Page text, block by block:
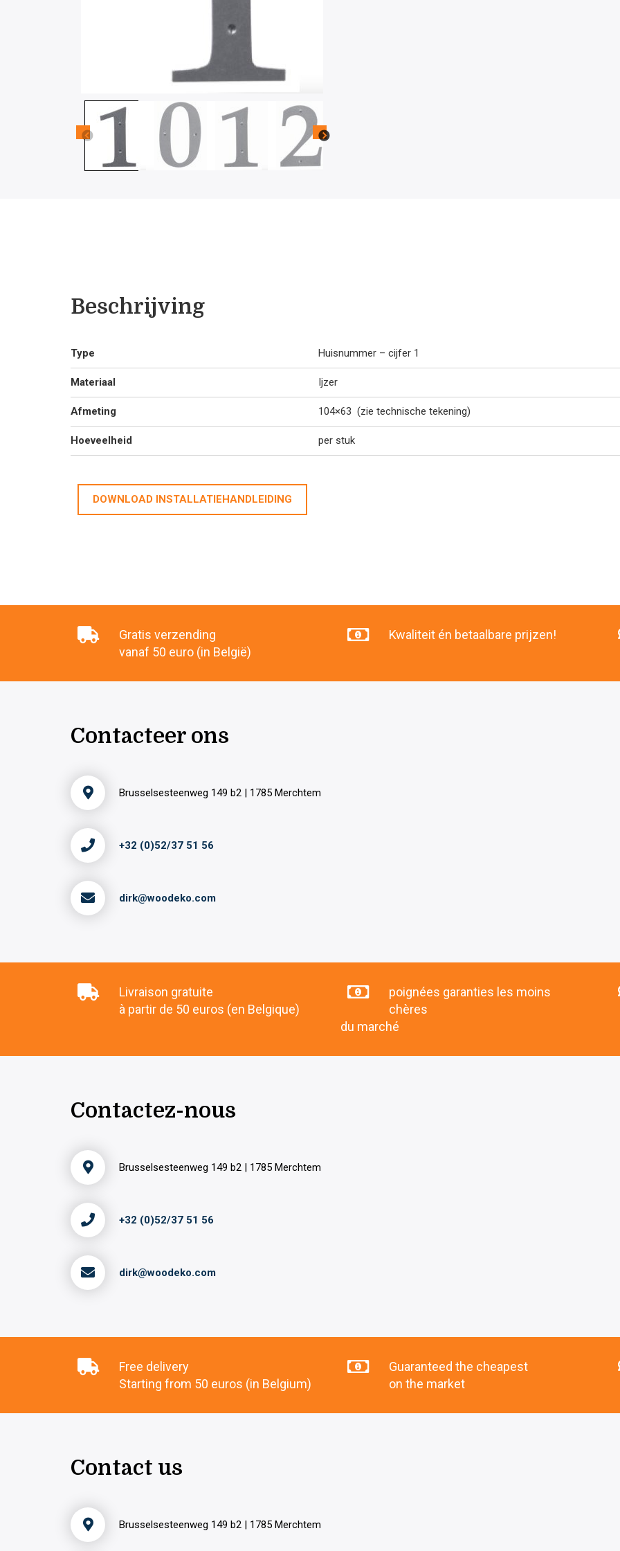
Beschrijving
Type Huisnummer – cijfer 1
Materiaal Ijzer
Afmeting 104×63 (zie technische tekening)
Hoeveelheid per stuk
DOWNLOAD INSTALLATIEHANDLEIDING
Gratis verzending
vanaf 50 euro (in België)
Kwaliteit én betaalbare prijzen!
Contacteer ons
Brusselsesteenweg 149 b2 | 1785 Merchtem
+32 (0)52/37 51 56
dirk@woodeko.com
Livraison gratuite
à partir de 50 euros (en Belgique)
poignées garanties les moins
chères
du marché
Contactez-nous
Brusselsesteenweg 149 b2 | 1785 Merchtem
+32 (0)52/37 51 56
dirk@woodeko.com
Free delivery
Starting from 50 euros (in Belgium)
Guaranteed the cheapest
on the market
Contact us
Brusselsesteenweg 149 b2 | 1785 Merchtem